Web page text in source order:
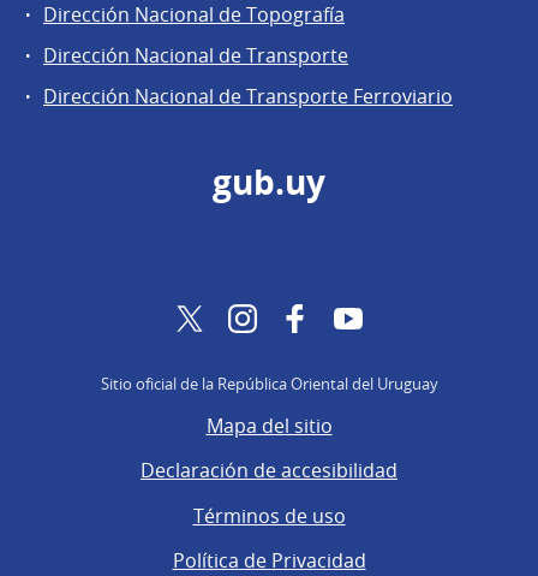
Dirección Nacional de Topografía
Dirección Nacional de Transporte
Dirección Nacional de Transporte Ferroviario
gub.uy
TwitterInstagramFacebookYouTube
Sitio oficial de la República Oriental del Uruguay
Mapa del sitio
Declaración de accesibilidad
Términos de uso
Política de Privacidad